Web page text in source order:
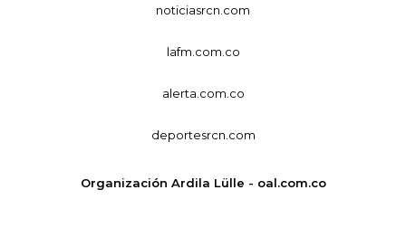
noticiasrcn.com
lafm.com.co
alerta.com.co
deportesrcn.com
Organización Ardila Lülle - oal.com.co